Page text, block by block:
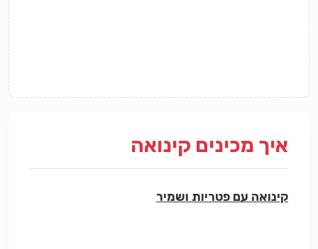
איך מכינים קינואה
קינואה עם פטריות ושמיר